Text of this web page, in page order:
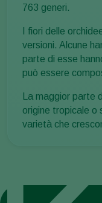
763 generi.
I fiori delle
versioni. Alcune
parte di esse
può essere
La maggior parte
origine tropicale o
varietà che